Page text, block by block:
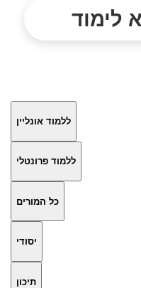
ללמוד אונליין
ללמוד פרונטלי
כל המורים
יסודי
תיכון